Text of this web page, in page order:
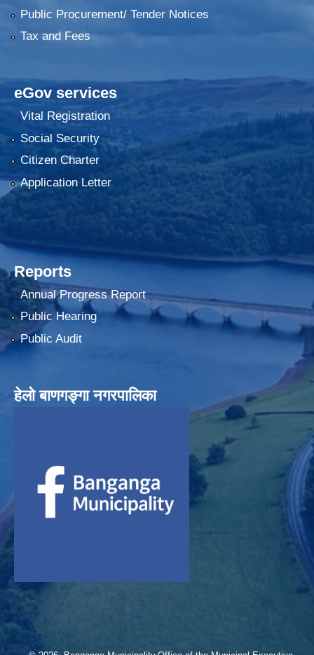
Public Procurement/ Tender Notices
Tax and Fees
eGov services
Vital Registration
Social Security
Citizen Charter
Application Letter
Reports
Annual Progress Report
Public Hearing
Public Audit
हेलाे बाणगङ्गा नगरपालिका